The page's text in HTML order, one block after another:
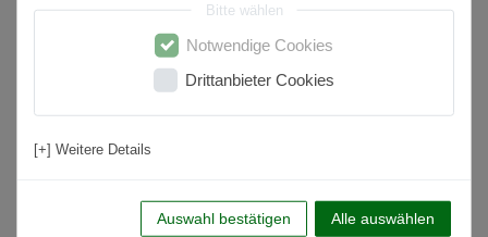
Feinsteinzeug
Kantenbearbeitung Rektifiziert
Rutschfestigkeit
Bitte wählen
Notwendige Cookies
Drittanbieter Cookies
[+] Weitere Details
Auswahl bestätigen Alle auswählen